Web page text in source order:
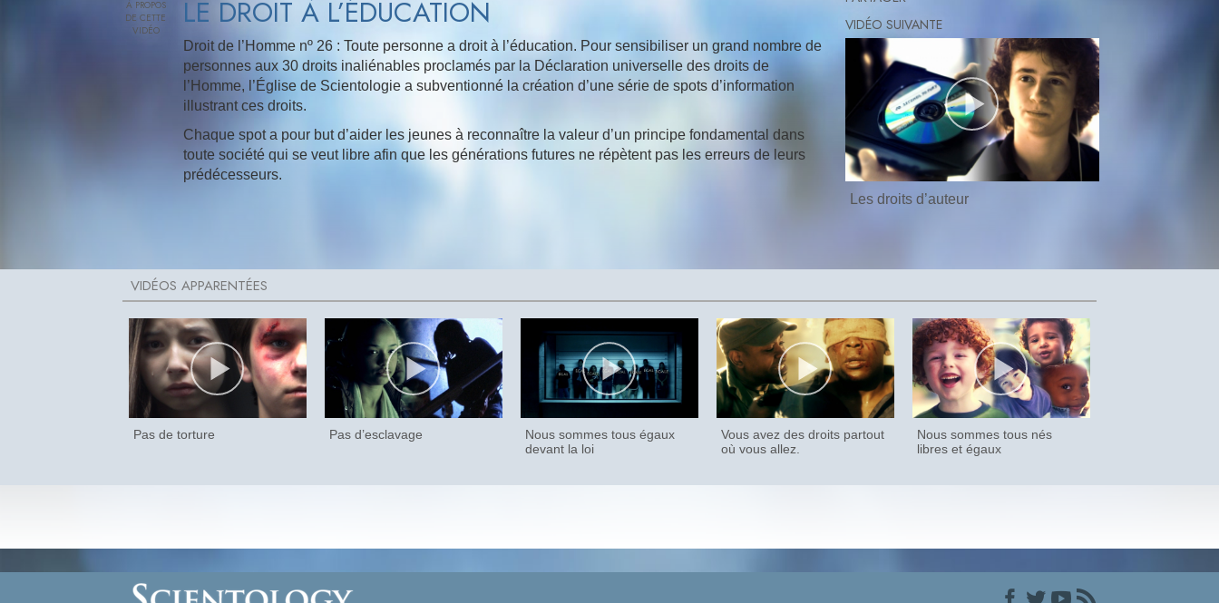
LE DROIT À L’ÉDUCATION
Droit de l’Homme nº 26 : Toute personne a droit à l’éducation. Pour sensibiliser un grand nombre de
personnes aux 30 droits inaliénables proclamés par la Déclaration universelle des droits de
l’Homme, l’Église de Scientologie a subventionné la création d’une série de spots d’information
illustrant ces droits.
Chaque spot a pour but d’aider les jeunes à reconnaître la valeur d’un principe fondamental dans
toute société qui se veut libre afin que les générations futures ne répètent pas les erreurs de leurs
prédécesseurs.
Les droits d’auteur
Pas de torture Pas d’esclavage
Nous sommes tous égaux
devant la loi
Vous avez des droits partout
où vous allez.
Nous sommes tous nés
libres et égaux